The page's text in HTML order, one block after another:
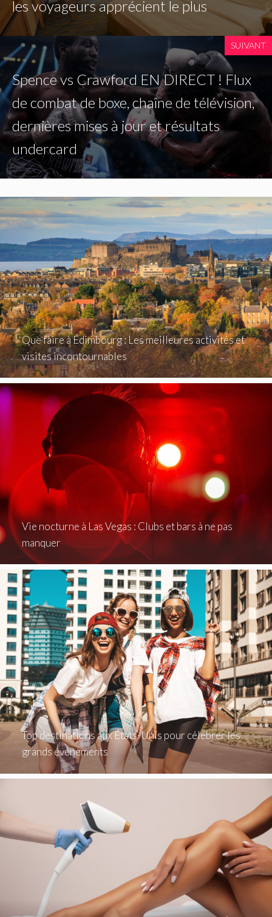
les voyageurs apprécient le plus
SUIVANT
Spence vs Crawford EN DIRECT ! Flux
de combat de boxe, chaîne de télévision,
dernières mises à jour et résultats
undercard
Que faire à Édimbourg : Les meilleures activités et
visites incontournables
Vie nocturne à Las Vegas : Clubs et bars à ne pas
manquer
Top destinations aux États-Unis pour célébrer les
grands événements